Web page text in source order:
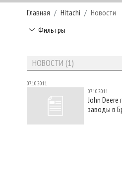
Главная Hitachi
Новости
Фильтры
НОВОСТИ (1)
07.10.2011
07.10.2011
John
заводы в